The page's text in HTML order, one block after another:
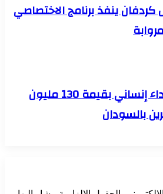
ينفذ برنامج الاختصاصي
الهلال الأحمر يطلق نداء إنساني بقيمة 130 مليون
بالسودان